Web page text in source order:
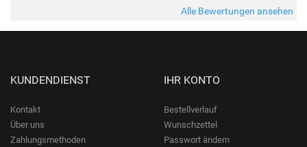
Alle Bewertungen ansehen
KUNDENDIENST
Kontakt
Über uns
Zahlungsmethoden
IHR KONTO
Bestellverlauf
Wunschzettel
Passwort ändern